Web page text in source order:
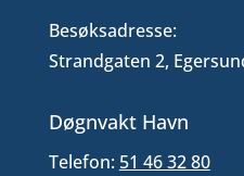
Besøksadresse:
Strandgaten 2,
Døgnvakt Havn
Telefon: 51 46 32 80